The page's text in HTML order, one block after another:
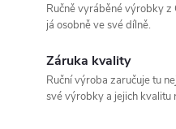
Ručně vyráběné výrobky
já osobně ve své dílně.
Záruka kvality
Ruční výroba zaručuje tu
své výrobky a jejich kvalitu